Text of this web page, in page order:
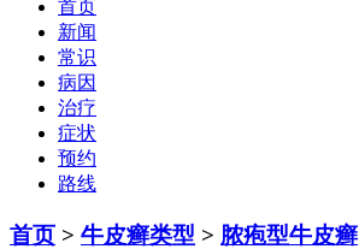
首页
新闻
常识
病因
治疗
症状
预约
路线
首页 > 牛皮癣类型 > 脓疱型牛皮癣